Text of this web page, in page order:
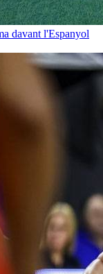
davant l'Espanyol